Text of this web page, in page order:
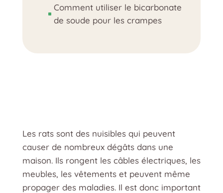
^
Comment utiliser le bicarbonate
de soude pour les crampes
Les rats sont des nuisibles qui peuvent
causer de nombreux dégâts dans une
maison. Ils rongent les câbles électriques, les
meubles, les vêtements et peuvent même
propager des maladies. Il est donc important